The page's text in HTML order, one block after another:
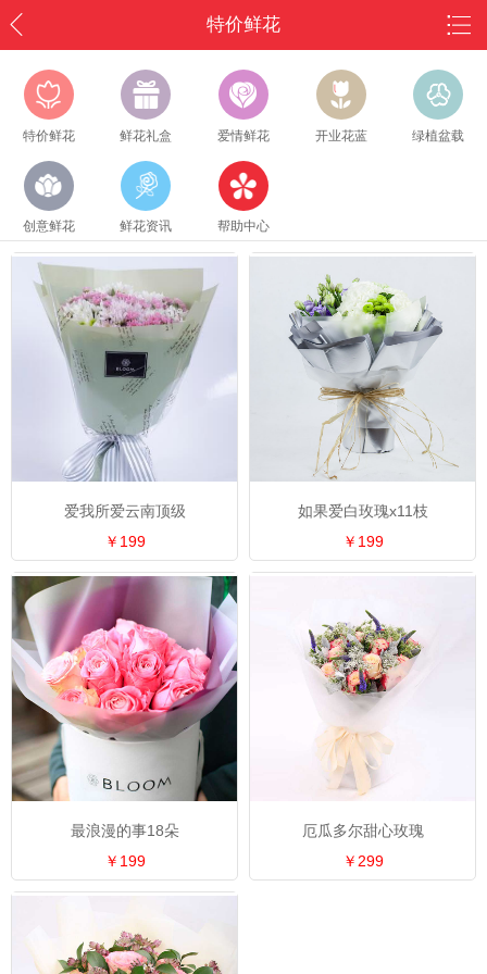
特价鲜花
特价鲜花 鲜花礼盒 爱情鲜花 开业花蓝 绿植盆载
创意鲜花 鲜花资讯 帮助中心
爱我所爱云南顶级
￥199
如果爱白玫瑰x11枝
￥199
最浪漫的事18朵
￥199
厄瓜多尔甜心玫瑰
￥299